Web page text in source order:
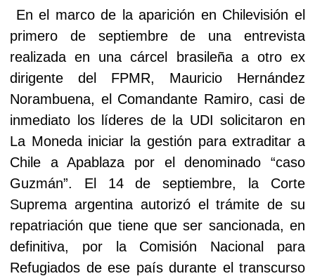
En el marco de la aparición en Chilevisión el
primero de septiembre de una entrevista
realizada en una cárcel brasileña a otro ex
dirigente del FPMR, Mauricio Hernández
Norambuena, el Comandante Ramiro, casi de
inmediato los líderes de la UDI solicitaron en
La Moneda iniciar la gestión para extraditar a
Chile a Apablaza por el denominado “caso
Guzmán”. El 14 de septiembre, la Corte
Suprema argentina autorizó el trámite de su
repatriación que tiene que ser sancionada, en
definitiva, por la Comisión Nacional para
Refugiados de ese país durante el transcurso